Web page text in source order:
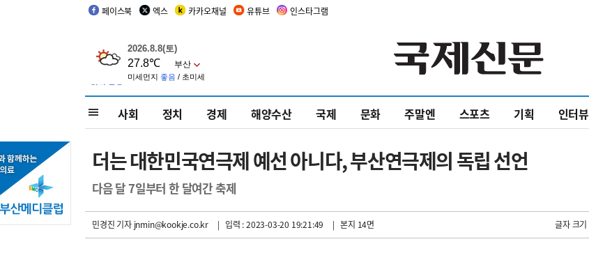
페이스북 엑스 카카오채널 유튜브 인스타그램
사회 정치 경제 해양수산 국제 문화 주말엔 스포츠 기획 인터뷰
더는 대한민국연극제 예선 아니다, 부산연극제의 독립 선언
다음 달 7일부터 한 달여간 축제
민경진 기자jnmin@kookje.co.kr | 입력 : 2023-03-20 19:21:49 | 본지 14면 글자 크기